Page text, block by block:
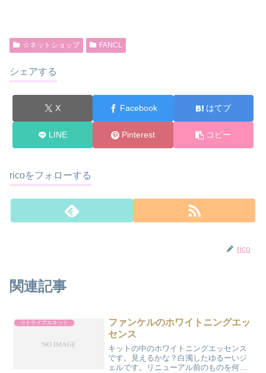
☆ネットショップ FANCL
シェアする
X Facebook はてブ
LINE Pinterest コピー
ricoをフォローする
rico
関連記事
☆トライアルキット
ファンケルのホワイトニングエッ
センス
キットの中のホワイトニングエッセンス
です。見えるかな？白濁したゆるーいジ
ェルです。リニューアル前のものを何度